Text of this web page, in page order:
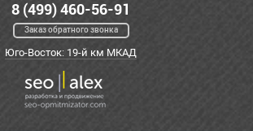
8 (499) 460-56-91
Заказ обратного звонка
Юго-Восток: 19-й км МКАД